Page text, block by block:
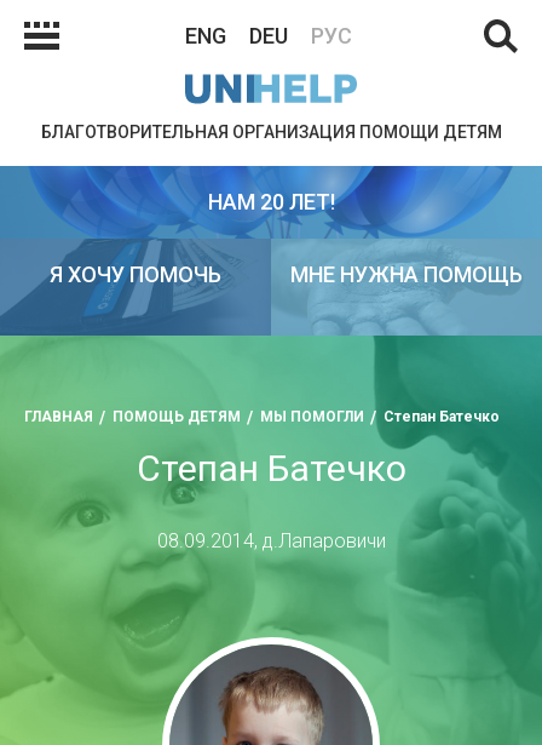
ENG DEU РУС
БЛАГОТВОРИТЕЛЬНАЯ ОРГАНИЗАЦИЯ ПОМОЩИ ДЕТЯМ
НАМ 20 ЛЕТ!
Я ХОЧУ ПОМОЧЬ МНЕ НУЖНА ПОМОЩЬ
ГЛАВНАЯ ПОМОЩЬ ДЕТЯМ МЫ ПОМОГЛИ Степан Батечко
Степан Батечко
08.09.2014, д.Лапаровичи